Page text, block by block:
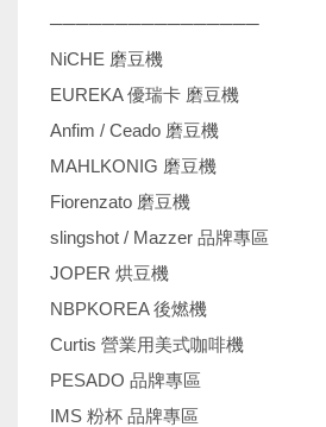
────────────────
NiCHE 磨豆機
EUREKA 優瑞卡 磨豆機
Anfim / Ceado 磨豆機
MAHLKONIG 磨豆機
Fiorenzato 磨豆機
slingshot / Mazzer 品牌專區
JOPER 烘豆機
NBPKOREA 後燃機
Curtis 營業用美式咖啡機
PESADO 品牌專區
IMS 粉杯 品牌專區